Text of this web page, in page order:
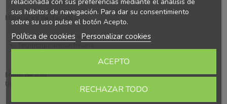
Materiales destacados
Material seguro libre de tóxicos 💚
Modo de uso
Utilizar para alimentar al bebé o permitir que practique por sí mismo.
sus hábitos de navegación. Para dar su consentimiento
sobre su uso pulse el botón Acepto.
Política de cookies Personalizar cookies
RECHAZAR TODO
ACEPTO